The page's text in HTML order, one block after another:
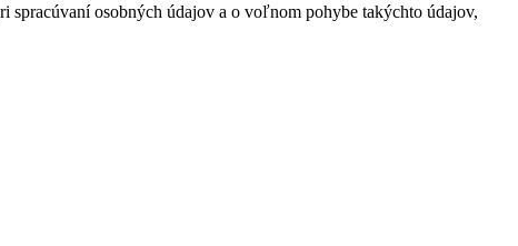
spracúvaní osobných údajov a o voľnom pohybe takýchto údajov,